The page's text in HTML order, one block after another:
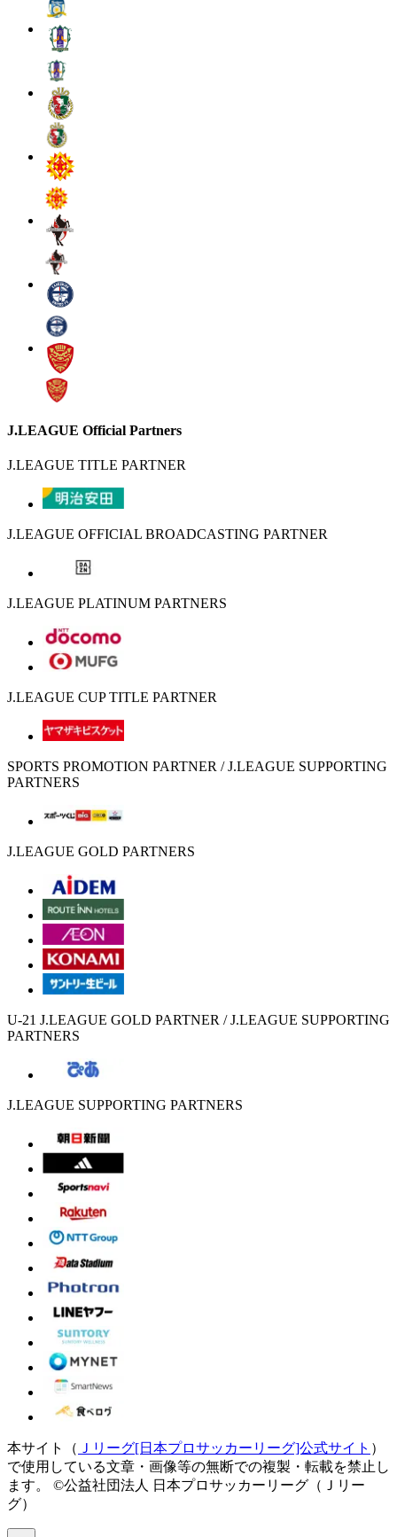
J.LEAGUE Official Partners
J.LEAGUE TITLE PARTNER
J.LEAGUE OFFICIAL BROADCASTING PARTNER
J.LEAGUE PLATINUM PARTNERS
J.LEAGUE CUP TITLE PARTNER
SPORTS PROMOTION PARTNER / J.LEAGUE SUPPORTING
PARTNERS
J.LEAGUE GOLD PARTNERS
U-21 J.LEAGUE GOLD PARTNER / J.LEAGUE SUPPORTING
PARTNERS
J.LEAGUE SUPPORTING PARTNERS
本サイト（ Ｊリーグ[日本プロサッカーリーグ]公式サイト ）
で使用している文章・画像等の無断での複製・転載を禁止し
ます。
©公益社団法人 日本プロサッカーリーグ（Ｊリー
グ）